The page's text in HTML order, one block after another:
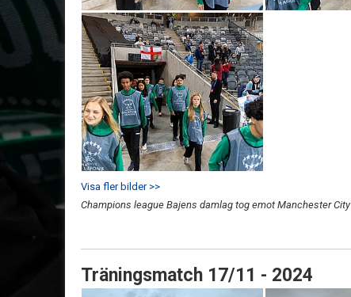
Visa fler bilder >>
Champions league Bajens damlag tog emot Manchester City
Träningsmatch 17/11 - 2024